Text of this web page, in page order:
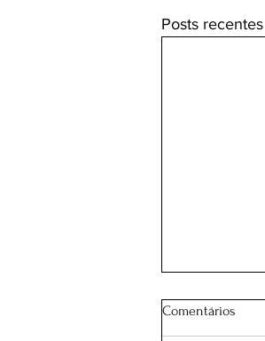
Posts recentes
Comentários